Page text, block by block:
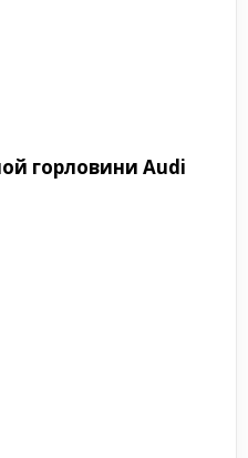
горловини Audi